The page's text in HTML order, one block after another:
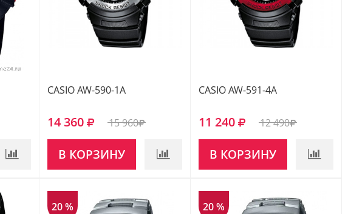
CASIO AW-590-1A
14 360 15 960
В КОРЗИНУ
CASIO AW-591-4A
11 240 12 490
В КОРЗИНУ
20 % 20 %